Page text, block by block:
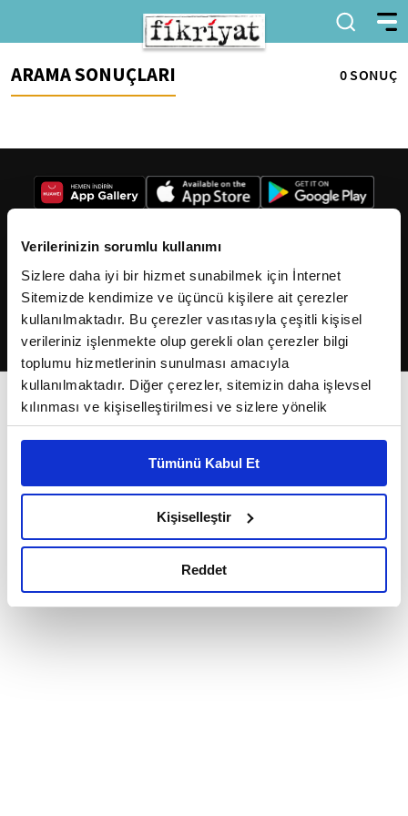
Verilerinizin sorumlu kullanımı
Sizlere daha iyi bir hizmet sunabilmek için İnternet
Sitemizde kendimize ve üçüncü kişilere ait çerezler
kullanılmaktadır. Bu çerezler vasıtasıyla çeşitli kişisel
verileriniz işlenmekte olup gerekli olan çerezler bilgi
toplumu hizmetlerinin sunulması amacıyla
kullanılmaktadır. Diğer çerezler, sitemizin daha işlevsel
kılınması ve kişiselleştirilmesi ve sizlere yönelik
reklam/pazarlama faaliyetlerinin yapılması, amaçlarıyla
Çerezlere ilişkin tercihlerinizi çerez paneli vasıtasıyla
belirleyebilirsiniz. Çerezlere ilişkin detaylı bilgi için
Ayarlar butonuna tıklayabilir,Çerez Bilgilendirme
Metnimizi ziyaret edebilirsiniz.
okumak ve sitemizi ziyaretiniz kapsamında
Tümünü Kabul Et
Kişiselleştir
Reddet
ARAMA SONUÇLARI 0 SONUÇ
2026Fikriyat. Tüm hakları saklıdır.